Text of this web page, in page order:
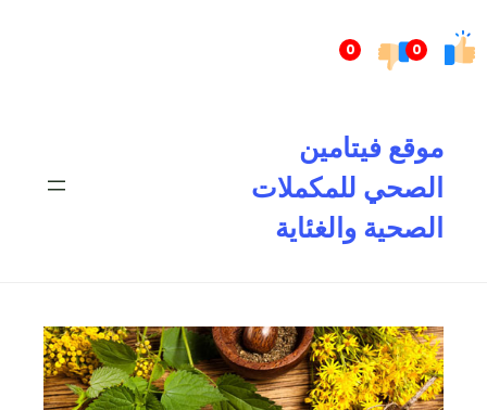
0
0إلى
موقع فيتامين
الصحي للمكملات
الصحية والغئاية